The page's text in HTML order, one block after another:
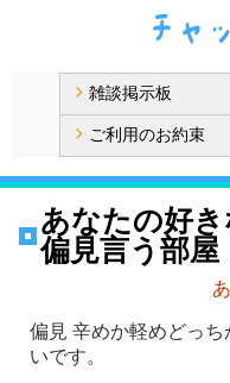
雑談掲示板
ご利用のお約束
あなたの好
偏見言う部屋
偏見 辛めか軽めどっ
いです。